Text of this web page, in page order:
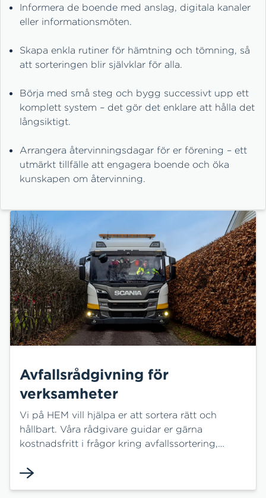
Informera de boende med anslag, digitala kanaler
eller informationsmöten.
Skapa enkla rutiner för hämtning och tömning, så
att sorteringen blir självklar för alla.
Börja med små steg och bygg successivt upp ett
komplett system – det gör det enklare att hålla det
långsiktigt.
Arrangera återvinningsdagar för er förening – ett
utmärkt tillfälle att engagera boende och öka
kunskapen om återvinning.
Avfallsrådgivning för
verksamheter
Vi på HEM vill hjälpa er att sortera rätt och
hållbart. Våra rådgivare guidar er gärna
kostnadsfritt i frågor kring avfallssortering,
fettavskiljare, lagar, lokala regler och mycket